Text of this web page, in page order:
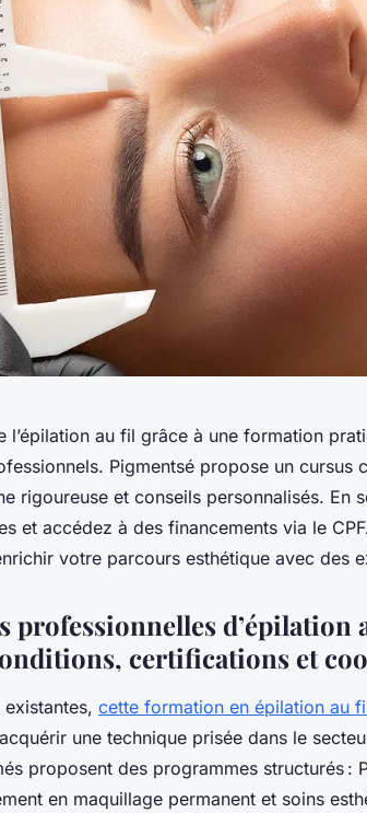
l’épilation au fil grâce à une formation
Pigmentsé propose un cursus
rigoureuse et conseils personnalisés. En
et accédez à des financements via le
votre parcours esthétique avec des
professionnelles d’épilation
certifications et
cette formation en épilation au
une technique prisée dans le
proposent des programmes structurés :
en maquillage permanent et soins